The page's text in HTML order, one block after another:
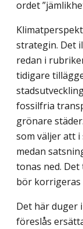
ordet
strategin. Det
redan i
tidigare
fossilfria
grönare
som väljer att
medan
tonas ned.
bör korrigeras
Det här duger
föreslås